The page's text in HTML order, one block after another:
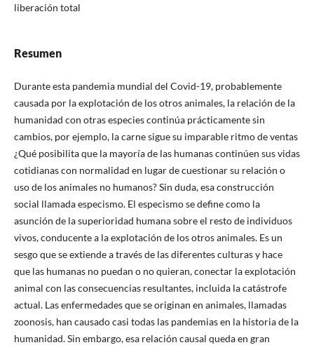
liberación total
Resumen
Durante esta pandemia mundial del Covid-19, probablemente
causada por la explotación de los otros animales, la relación de la
humanidad con otras especies continúa prácticamente sin
cambios, por ejemplo, la carne sigue su imparable ritmo de ventas
¿Qué posibilita que la mayoría de las humanas continúen sus vidas
cotidianas con normalidad en lugar de cuestionar su relación o
uso de los animales no humanos? Sin duda, esa construcción
social llamada especismo. El especismo se define como la
asunción de la superioridad humana sobre el resto de individuos
vivos, conducente a la explotación de los otros animales. Es un
sesgo que se extiende a través de las diferentes culturas y hace
que las humanas no puedan o no quieran, conectar la explotación
animal con las consecuencias resultantes, incluida la catástrofe
actual. Las enfermedades que se originan en animales, llamadas
zoonosis, han causado casi todas las pandemias en la historia de la
humanidad. Sin embargo, esa relación causal queda en gran